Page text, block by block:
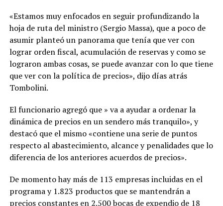
«Estamos muy enfocados en seguir profundizando la
hoja de ruta del ministro (Sergio Massa), que a poco de
asumir planteó un panorama que tenía que ver con
lograr orden fiscal, acumulación de reservas y como se
lograron ambas cosas, se puede avanzar con lo que tiene
que ver con la política de precios», dijo días atrás
Tombolini.
El funcionario agregó que » va a ayudar a ordenar la
dinámica de precios en un sendero más tranquilo», y
destacó que el mismo «contiene una serie de puntos
respecto al abastecimiento, alcance y penalidades que lo
diferencia de los anteriores acuerdos de precios».
De momento hay más de 113 empresas incluidas en el
programa y 1.823 productos que se mantendrán a
precios constantes en 2.500 bocas de expendio de 18